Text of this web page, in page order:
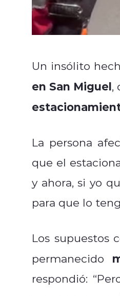
Un insólito
en San Miguel,
La persona
que el
y ahora, si yo
para que lo
Los supuestos
permanecido
respondió: